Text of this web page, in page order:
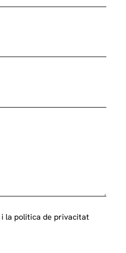
la politica de privacitat